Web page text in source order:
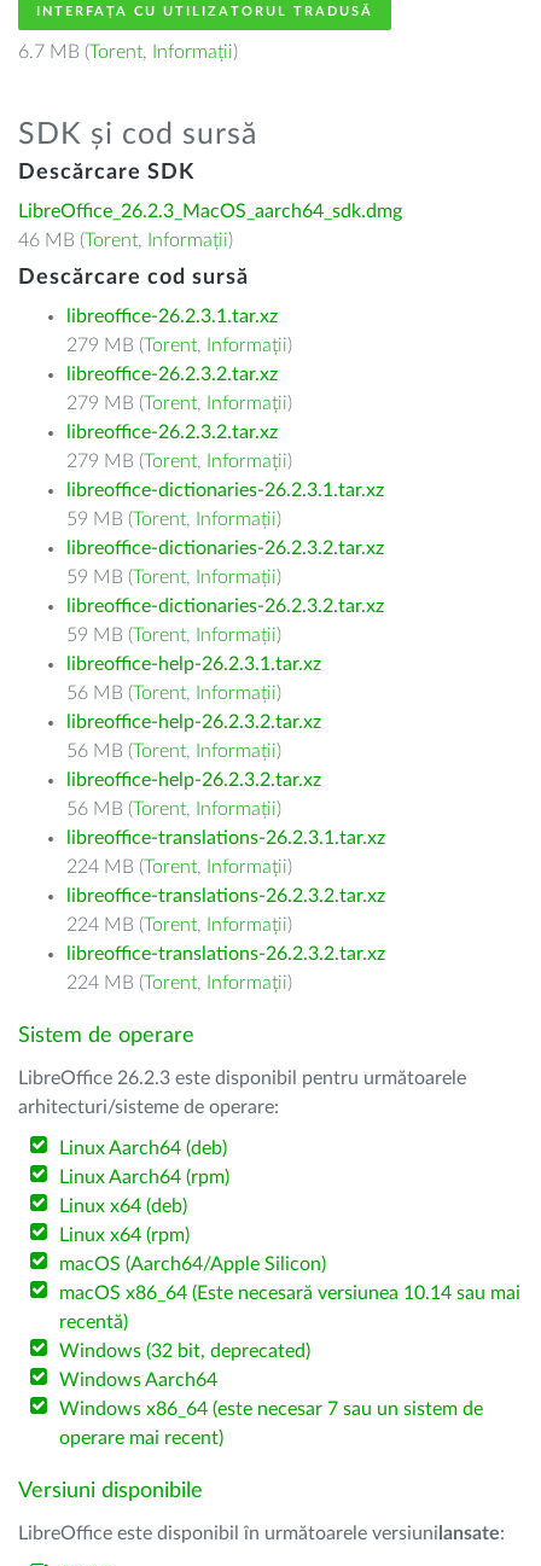
INTERFAȚA CU UTILIZATORUL TRADUSĂ
6.7 MB (Torent, Informații)
SDK și cod sursă
Descărcare SDK
LibreOffice_26.2.3_MacOS_aarch64_sdk.dmg
46 MB (Torent, Informații)
Descărcare cod sursă
libreoffice-26.2.3.1.tar.xz
279 MB (Torent, Informații)
libreoffice-26.2.3.2.tar.xz
279 MB (Torent, Informații)
libreoffice-26.2.3.2.tar.xz
279 MB (Torent, Informații)
libreoffice-dictionaries-26.2.3.1.tar.xz
59 MB (Torent, Informații)
libreoffice-dictionaries-26.2.3.2.tar.xz
59 MB (Torent, Informații)
libreoffice-dictionaries-26.2.3.2.tar.xz
59 MB (Torent, Informații)
libreoffice-help-26.2.3.1.tar.xz
56 MB (Torent, Informații)
libreoffice-help-26.2.3.2.tar.xz
56 MB (Torent, Informații)
libreoffice-help-26.2.3.2.tar.xz
56 MB (Torent, Informații)
libreoffice-translations-26.2.3.1.tar.xz
224 MB (Torent, Informații)
libreoffice-translations-26.2.3.2.tar.xz
224 MB (Torent, Informații)
libreoffice-translations-26.2.3.2.tar.xz
224 MB (Torent, Informații)
Sistem de operare
LibreOffice 26.2.3 este disponibil pentru următoarele
arhitecturi/sisteme de operare:
Linux Aarch64 (deb)
Linux Aarch64 (rpm)
Linux x64 (deb)
Linux x64 (rpm)
macOS (Aarch64/Apple Silicon)
macOS x86_64 (Este necesară versiunea 10.14 sau mai
recentă)
Windows (32 bit, deprecated)
Windows Aarch64
Windows x86_64 (este necesar 7 sau un sistem de
operare mai recent)
Versiuni disponibile
LibreOffice este disponibil în următoarele versiuni lansate: